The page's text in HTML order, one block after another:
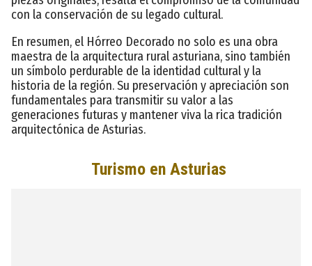
con la conservación de su legado cultural.
En resumen, el Hórreo Decorado no solo es una obra
maestra de la arquitectura rural asturiana, sino también
un símbolo perdurable de la identidad cultural y la
historia de la región. Su preservación y apreciación son
fundamentales para transmitir su valor a las
generaciones futuras y mantener viva la rica tradición
arquitectónica de Asturias.